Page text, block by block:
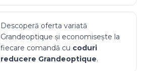
Descoperă oferta variată
Grandeoptique și economisește la
fiecare comandă cu coduri
reducere Grandeoptique.